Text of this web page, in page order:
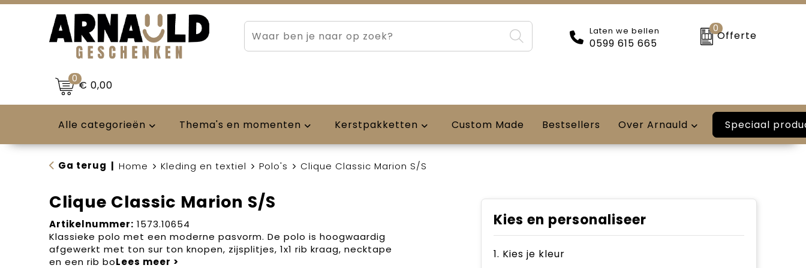
Laten we bellen
0599 615 665
0
Offerte
0€ 0,00
Alle categorieën Thema's en momenten Kerstpakketten Custom Made Bestsellers Over Arnauld Speciaal
Ga terug Home Kleding en textiel Polo's Clique Classic Marion S/S
Clique Classic Marion S/S
Artikelnummer: 1573.10654
Klassieke polo met een moderne pasvorm. De polo is hoogwaardig
afgewerkt met ton sur ton knopen, zijsplitjes, 1x1 rib kraag, necktape
en een rib bo
Kies en personaliseer
1. Kies je kleur